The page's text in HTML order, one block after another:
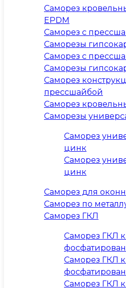
Саморез
EPDM
Саморез с
Саморезы
Саморез с
Саморезы
Саморез
прессшайбой
Саморез
Саморезы
Саморез
цинк
Саморез
цинк
Саморез для
Саморез по
Саморез ГКЛ
Саморез ГКЛ
Саморез ГКЛ
Саморез ГКЛ